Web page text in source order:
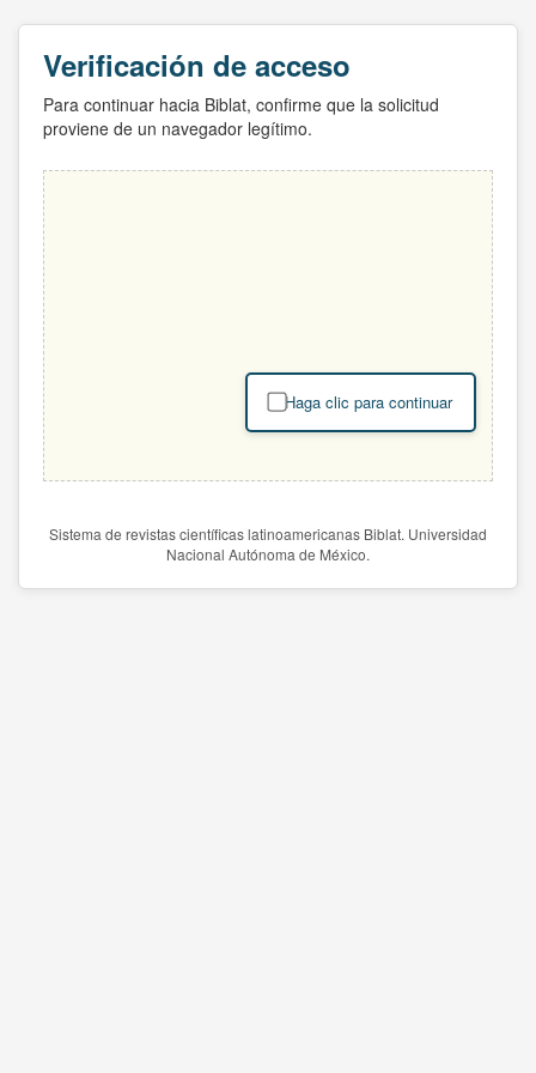
Verificación de acceso
Para continuar hacia Biblat, confirme que la solicitud
proviene de un navegador legítimo.
Haga clic para continuar
Sistema de revistas científicas latinoamericanas Biblat. Universidad
Nacional Autónoma de México.